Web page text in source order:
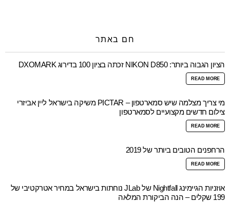
חם באתר
הציון הגבוה ביותר: NIKON D850 זכתה בציון 100 בדירוג DXOMARK
READ MORE
מי צריך מצלמה שיש סמארטפון – PICTAR משיקה בישראל ליין אביזרי
צילום חדשים מקצועיים לסמארטפון
READ MORE
הרחפנים הטובים ביותר של 2019
READ MORE
אוזניות הגיימינג Nightfall של JLab נוחתות בישראל במחיר אטרקטיבי של
199 שקלים – הנה הביקורת המלאה